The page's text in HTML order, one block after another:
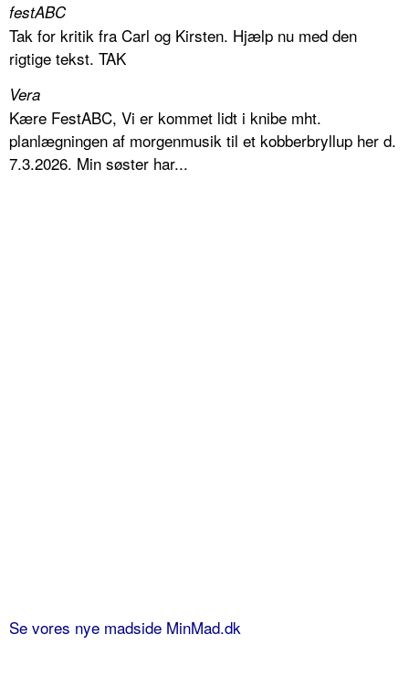
festABC
Tak for kritik fra Carl og Kirsten. Hjælp nu med den
rigtige tekst. TAK
Vera
Kære FestABC, Vi er kommet lidt i knibe mht.
planlægningen af morgenmusik til et kobberbryllup her d.
7.3.2026. Min søster har...
Se vores nye madside MinMad.dk